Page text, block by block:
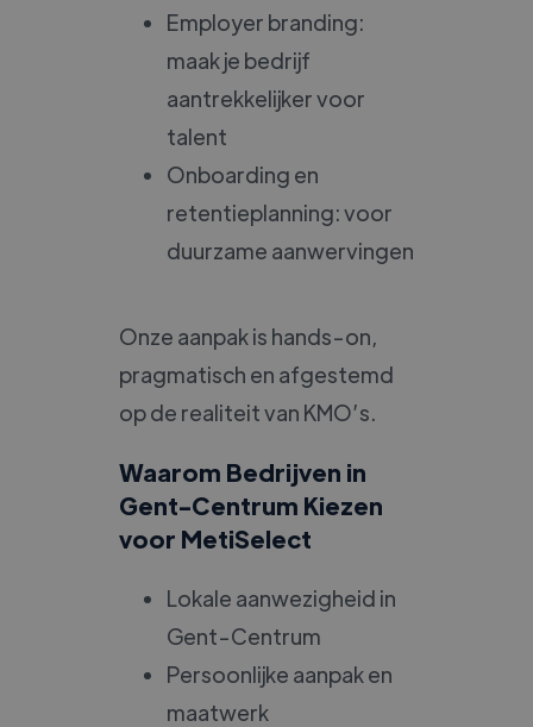
Employer branding:
maak je bedrijf
aantrekkelijker voor
talent
Onboarding en
retentieplanning: voor
duurzame aanwervingen
Onze aanpak is hands-on,
pragmatisch en afgestemd
op de realiteit van KMO’s.
Waarom Bedrijven in
Gent-Centrum Kiezen
voor MetiSelect
Lokale aanwezigheid in
Gent-Centrum
Persoonlijke aanpak en
maatwerk